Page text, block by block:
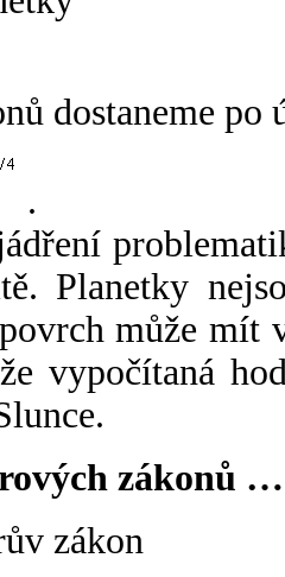
dostaneme po
.
Planetky
může mít
vypočítaná
zákonů …
zákon